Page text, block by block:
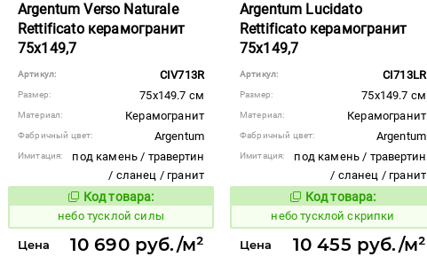
Argentum Verso Naturale
Rettificato керамогранит
75x149,7
Артикул: CIV713R
Размер: 75x149.7 см
Материал: Керамогранит
Фабричный цвет: Argentum
Имитация:
под камень / травертин
/ сланец / гранит
Код товара:
1122713 Код товара:
небо тусклой силы
Цена 10 690 руб./м²
Argentum Lucidato
Rettificato керамогранит
75x149,7
Артикул: CI713LR
Размер: 75x149.7 см
Материал: Керамогранит
Фабричный цвет: Argentum
Имитация:
под камень / травертин
/ сланец / гранит
Код товара:
1122717 Код товара:
небо тусклой скрипки
Цена 10 455 руб./м²